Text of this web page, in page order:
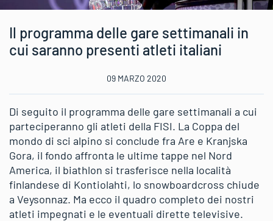
Il programma delle gare settimanali in
cui saranno presenti atleti italiani
09 MARZO 2020
Di seguito il programma delle gare settimanali a cui
parteciperanno gli atleti della FISI. La Coppa del
mondo di sci alpino si conclude fra Are e Kranjska
Gora, il fondo affronta le ultime tappe nel Nord
America, il biathlon si trasferisce nella località
finlandese di Kontiolahti, lo snowboardcross chiude
a Veysonnaz. Ma ecco il quadro completo dei nostri
atleti impegnati e le eventuali dirette televisive.